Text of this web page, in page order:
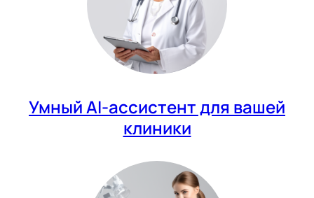
Умный AI-ассистент для вашей
клиники